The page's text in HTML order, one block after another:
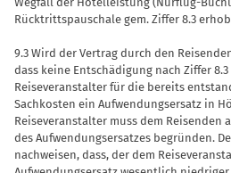
Rücktrittspauschale gem. Ziffer 8.3
9.3 Wird der Vertrag durch den
dass keine Ent­schädigung nach Ziffer
Reiseveranstalter für die bereits
Sachkosten ein Aufwendungsersatz in
Reiseveranstalter muss dem Reisenden
des Aufwendungsersatzes begründen.
nachweisen, dass, der dem